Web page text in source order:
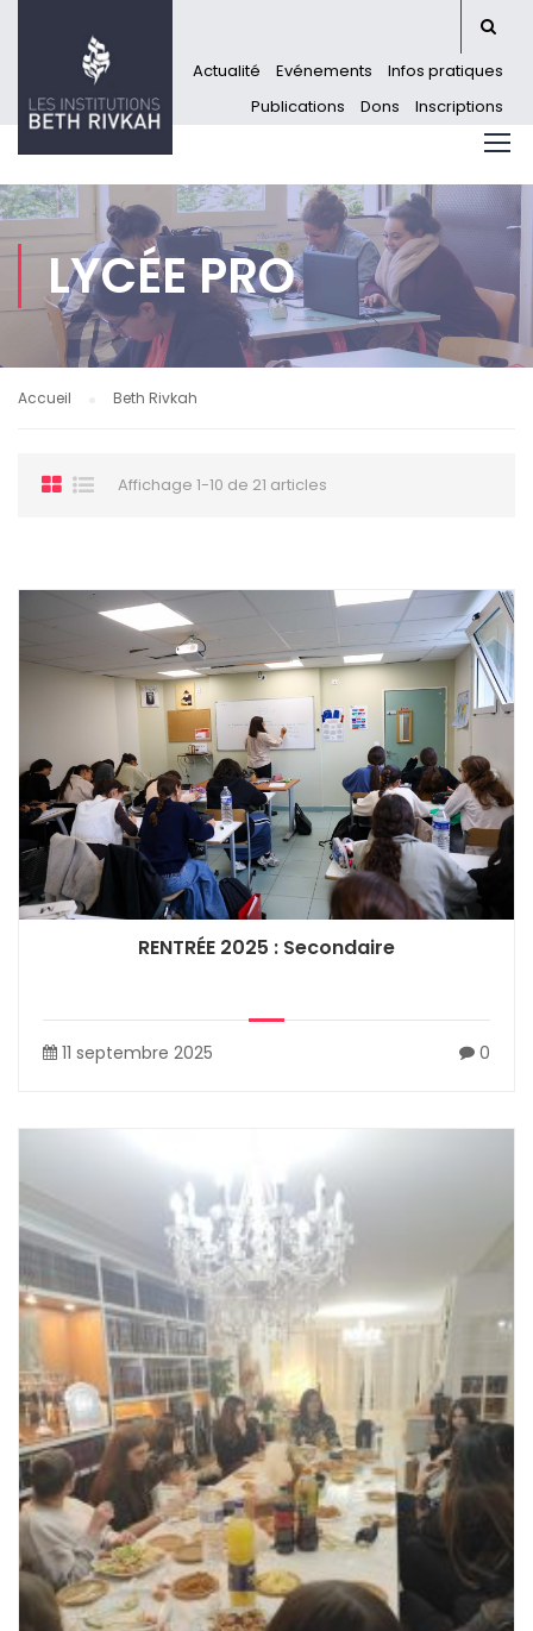
Actualité Evénements
Infos pratiques
Publications
Dons Inscriptions
LYCÉE PRO
Accueil Beth Rivkah
Affichage 1-10 de 21 articles
RENTRÉE 2025 : Secondaire
11 septembre 2025 0